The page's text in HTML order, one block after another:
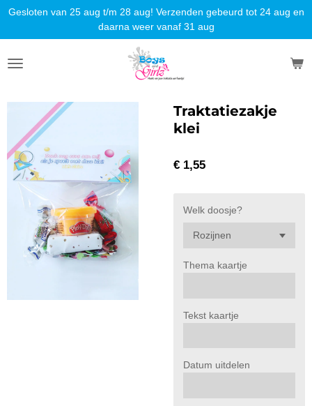
Ga
naar
de
hoofdinhoud
Gesloten van 25 aug t/m 28 aug! Verzenden gebeurd tot 24 aug en
daarna weer vanaf 31 aug
Traktatiezakje
klei
€ 1,55
Welk doosje?
Thema kaartje
Tekst kaartje
Datum uitdelen